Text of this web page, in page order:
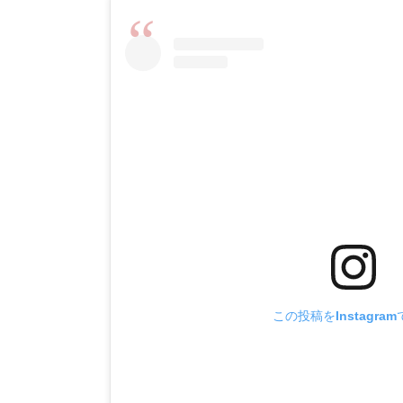
この投稿をInstagram